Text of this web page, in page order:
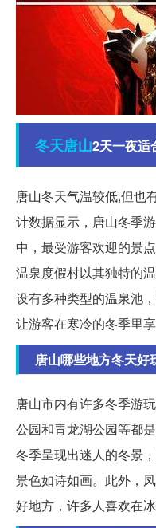
冬天唐山2天一夜适
唐山冬天气温较低,但也
计数据显示，唐山冬季
中，最受游客欢迎的景
温泉度假村以其独特的
设有多种类型的温泉池
让游客在寒冷的冬季里
唐山哪些地方冬天好
唐山市内有许多冬季游
公园和青龙湖公园等都
冬季呈现出迷人的冬景
景色如诗如画。此外，
好地方，许多人喜欢在